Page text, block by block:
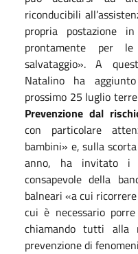
riconducibili
propria postazione
prontamente per
salvataggio». A
Natalino ha
prossimo 25 luglio
Prevenzione dal
con particolare
bambini» e, sulla
anno, ha invitato i
consapevole della
balneari «a cui
cui è necessario
chiamando tutti alla
prevenzione di